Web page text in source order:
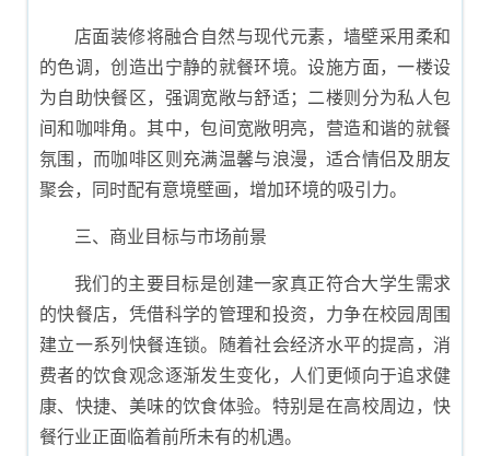
店面装修将融合自然与现代元素，墙壁采用柔和
的色调，创造出宁静的就餐环境。设施方面，一楼设
为自助快餐区，强调宽敞与舒适；二楼则分为私人包
间和咖啡角。其中，包间宽敞明亮，营造和谐的就餐
氛围，而咖啡区则充满温馨与浪漫，适合情侣及朋友
聚会，同时配有意境壁画，增加环境的吸引力。
三、商业目标与市场前景
我们的主要目标是创建一家真正符合大学生需求
的快餐店，凭借科学的管理和投资，力争在校园周围
建立一系列快餐连锁。随着社会经济水平的提高，消
费者的饮食观念逐渐发生变化，人们更倾向于追求健
康、快捷、美味的饮食体验。特别是在高校周边，快
餐行业正面临着前所未有的机遇。